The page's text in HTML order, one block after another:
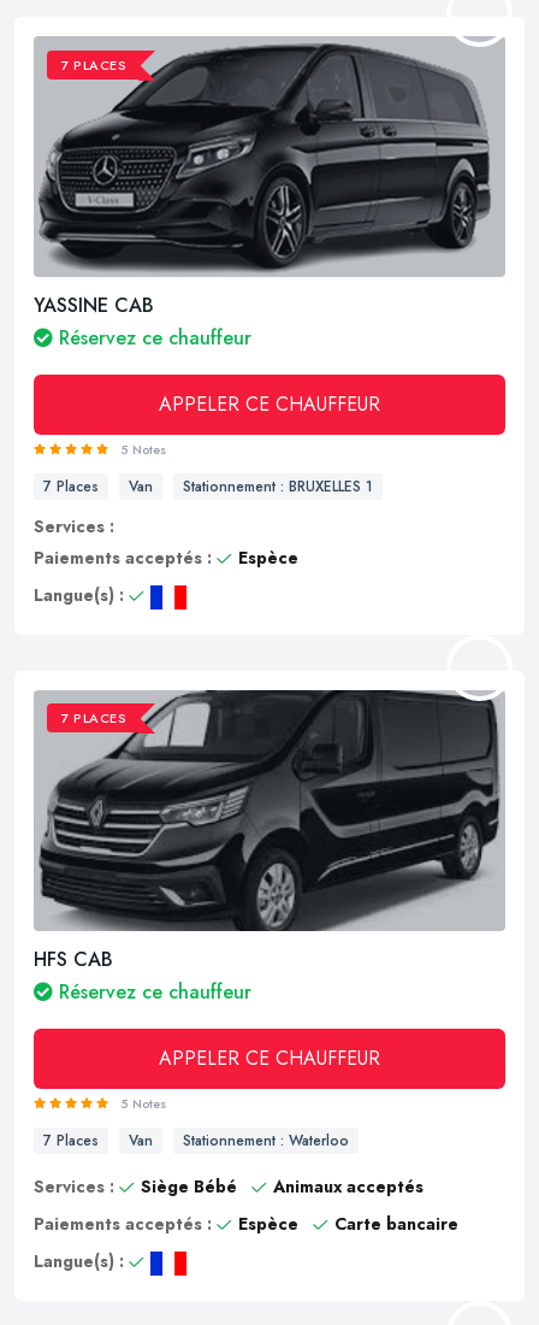
7 PLACES
YASSINE CAB
Réservez ce chauffeur
APPELER CE CHAUFFEUR
5 Notes
7 Places Van Stationnement : BRUXELLES 1
Services :
Paiements acceptés :
Espèce
Langue(s) :
7 PLACES
HFS CAB
Réservez ce chauffeur
APPELER CE CHAUFFEUR
5 Notes
7 Places Van Stationnement : Waterloo
Services : Siège Bébé
Animaux acceptés
Paiements acceptés :
Espèce
Carte bancaire
Langue(s) :